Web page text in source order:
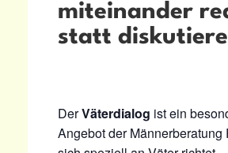
miteinander
statt
DerVäterdialog ist ein
Angebot der Männerberatung